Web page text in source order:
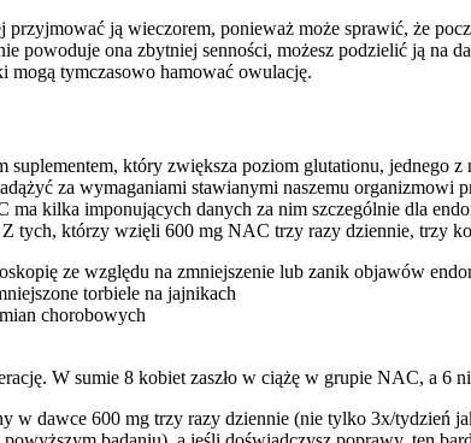
ją wieczorem, ponieważ może sprawić, że
powoduje ona zbytniej senności, możesz podzielić ją na
mogą tymczasowo hamować owulację.
który zwiększa poziom glutationu,
za wymaganiami stawianymi naszemu
kilka imponujących danych za nim szczególnie dla
tych, którzy wzięli 600 mg NAC trzy razy dziennie, trzy
ze względu na zmniejszenie lub zanik objawów
torbiele na jajnikach
chorobowych
W sumie 8 kobiet zaszło w ciążę w grupie NAC, a 6
w dawce 600 mg trzy razy dziennie (nie tylko 3x/tydzień